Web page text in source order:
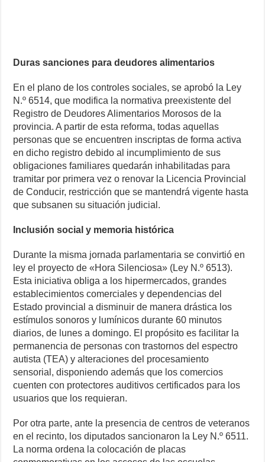
Duras sanciones para deudores alimentarios
En el plano de los controles sociales, se aprobó la Ley
N.º 6514, que modifica la normativa preexistente del
Registro de Deudores Alimentarios Morosos de la
provincia. A partir de esta reforma, todas aquellas
personas que se encuentren inscriptas de forma activa
en dicho registro debido al incumplimiento de sus
obligaciones familiares quedarán inhabilitadas para
tramitar por primera vez o renovar la Licencia Provincial
de Conducir, restricción que se mantendrá vigente hasta
que subsanen su situación judicial.
Inclusión social y memoria histórica
Durante la misma jornada parlamentaria se convirtió en
ley el proyecto de «Hora Silenciosa» (Ley N.º 6513).
Esta iniciativa obliga a los hipermercados, grandes
establecimientos comerciales y dependencias del
Estado provincial a disminuir de manera drástica los
estímulos sonoros y lumínicos durante 60 minutos
diarios, de lunes a domingo. El propósito es facilitar la
permanencia de personas con trastornos del espectro
autista (TEA) y alteraciones del procesamiento
sensorial, disponiendo además que los comercios
cuenten con protectores auditivos certificados para los
usuarios que los requieran.
Por otra parte, ante la presencia de centros de veteranos
en el recinto, los diputados sancionaron la Ley N.º 6511.
La norma ordena la colocación de placas